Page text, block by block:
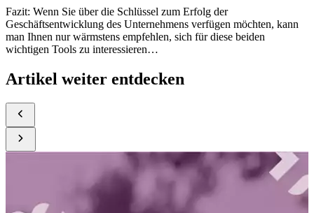
Fazit: Wenn Sie über die Schlüssel zum Erfolg der
Geschäftsentwicklung des Unternehmens verfügen möchten, kann
man Ihnen nur wärmstens empfehlen, sich für diese beiden
wichtigen Tools zu interessieren…
Artikel weiter entdecken